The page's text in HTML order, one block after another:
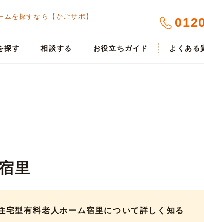
ムを探すなら【かごサポ】
探す 相談する お役立ちガイド よくある
里
宅型有料老人ホーム宿里について詳しく知る